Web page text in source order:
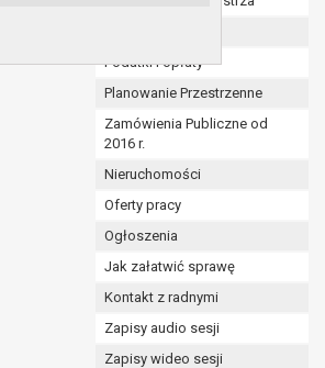
Podatki i opłaty
Planowanie Przestrzenne
Zamówienia Publiczne od
2016 r.
Nieruchomości
Oferty pracy
Ogłoszenia
Jak załatwić sprawę
Kontakt z radnymi
Zapisy audio sesji
Zapisy wideo sesji
1875 ze zm.) oraz z
zgody.
odbiorców danych